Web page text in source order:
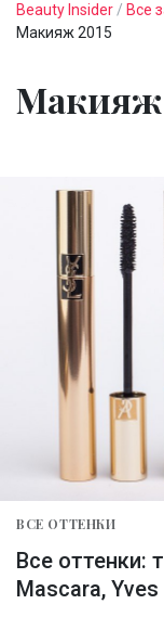
Beauty Insider / Все
Макияж 2015
Макияж
ВСЕ ОТТЕНКИ
Все оттенки:
Mascara,